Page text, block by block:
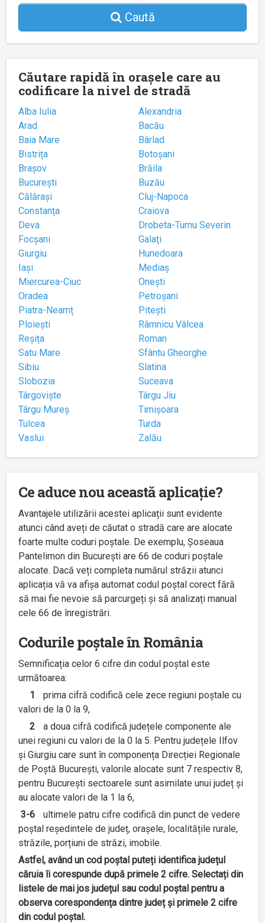
Caută
Căutare rapidă în orașele care au
codificare la nivel de stradă
Alba Iulia
Alexandria
Arad
Bacău
Baia Mare
Bârlad
Bistrița
Botoșani
Brașov
Brăila
București
Buzău
Călărași
Cluj-Napoca
Constanța
Craiova
Deva
Drobeta-Turnu Severin
Focșani
Galați
Giurgiu
Hunedoara
Iași
Mediaș
Miercurea-Ciuc
Onești
Oradea
Petroșani
Piatra-Neamț
Pitești
Ploiești
Râmnicu Vâlcea
Reșița
Roman
Satu Mare
Sfântu Gheorghe
Sibiu
Slatina
Slobozia
Suceava
Târgoviște
Târgu Jiu
Târgu Mureș
Timișoara
Tulcea
Turda
Vaslui
Zalău
Ce aduce nou această aplicație?
Avantajele utilizării acestei aplicații sunt evidente
atunci când aveți de căutat o stradă care are alocate
foarte multe coduri poștale. De exemplu, Șoseaua
Pantelimon din București are 66 de coduri poștale
alocate. Dacă veți completa numărul străzii atunci
aplicația vă va afișa automat codul poștal corect fără
să mai fie nevoie să parcurgeți și să analizați manual
cele 66 de înregistrări.
Codurile poștale în România
Semnificația celor 6 cifre din codul poștal este
următoarea:
1
prima cifră codifică cele zece regiuni poștale cu
valori de la 0 la 9,
2
a doua cifră codifică județele componente ale
unei regiuni cu valori de la 0 la 5. Pentru județele Ilfov
și Giurgiu care sunt în componența Direcției Regionale
de Poștă București, valorile alocate sunt 7 respectiv 8,
pentru București sectoarele sunt asimilate unui județ și
au alocate valori de la 1 la 6,
3-6
ultimele patru cifre codifică din punct de vedere
poștal reședintele de județ, orașele, localitățile rurale,
străzile, porțiuni de străzi, imobile.
Astfel, având un cod poștal puteți identifica județul
căruia îi corespunde după primele 2 cifre. Selectați din
listele de mai jos județul sau codul poștal pentru a
observa corespondența dintre județ și primele 2 cifre
din codul poștal.